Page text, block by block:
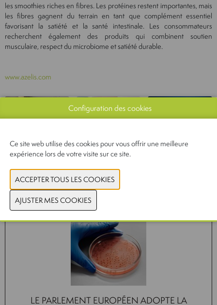
les smoothies riches en fibres. Les protéines restent importantes, mais
les fibres gagnent du terrain en tant que complément essentiel
favorisant la satiété et la santé intestinale. Les consommateurs
recherchent également des produits qui combinent soutien
musculaire, respect du microbiome et satiété durable.
www.azelis.com
Actualités connexes
LE PARLEMENT EUROPÉEN ADOPTE LA
Configuration des cookies
Ce site web utilise des cookies pour vous offrir une meilleure
expérience lors de votre visite sur ce site.